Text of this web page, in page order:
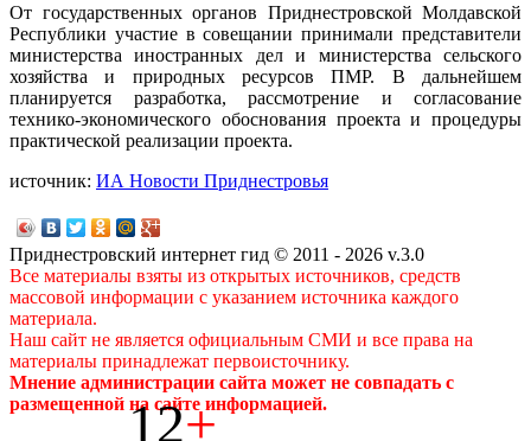
От государственных органов Приднестровской Молдавской
Республики участие в совещании принимали представители
министерства иностранных дел и министерства сельского
хозяйства и природных ресурсов ПМР. В дальнейшем
планируется разработка, рассмотрение и согласование
технико-экономического обоснования проекта и процедуры
практической реализации проекта.
источник: ИА Новости Приднестровья
Приднестровский интернет гид © 2011 - 2026 v.3.0
Все материалы взяты из открытых источников, средств
массовой информации с указанием источника каждого
материала.
Наш сайт не является официальным СМИ и все права на
материалы принадлежат первоисточнику.
Мнение администрации сайта может не совпадать с
размещенной на сайте информацией.
12+